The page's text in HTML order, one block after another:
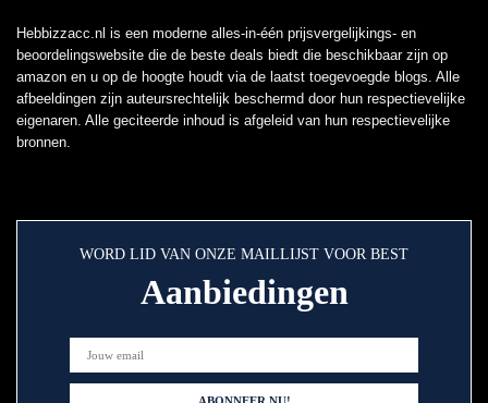
Hebbizzacc.nl is een moderne alles-in-één prijsvergelijkings- en
beoordelingswebsite die de beste deals biedt die beschikbaar zijn op
amazon en u op de hoogte houdt via de laatst toegevoegde blogs. Alle
afbeeldingen zijn auteursrechtelijk beschermd door hun respectievelijke
eigenaren. Alle geciteerde inhoud is afgeleid van hun respectievelijke
bronnen.
WORD LID VAN ONZE MAILLIJST VOOR BEST
Aanbiedingen